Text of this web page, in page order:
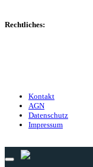
Rechtliches:
Kontakt
AGN
Datenschutz
Impressum